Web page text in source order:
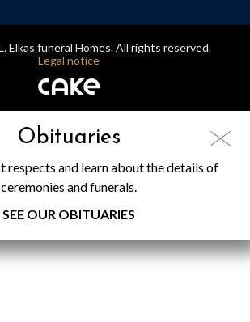
Elkas funeral Homes. All rights reserved.
Legal notice
Obituaries
respects and learn about the details of
ceremonies and funerals.
SEE OUR OBITUARIES